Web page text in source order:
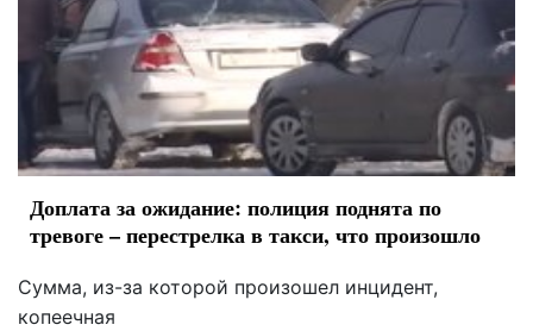
Доплата за ожидание: полиция поднята по
тревоге – перестрелка в такси, что произошло
Сумма, из-за которой произошел инцидент,
копеечная